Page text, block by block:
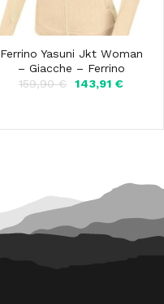
Ferrino Yasuni Jkt Woman
– Giacche – Ferrino
159,90€
Il
159,90 €.
143,91 €Il
143,91